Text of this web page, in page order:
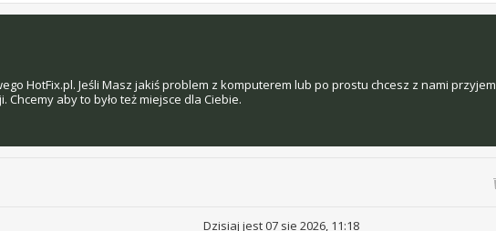
HotFix.pl. Jeśli Masz jakiś problem z komputerem lub po prostu chcesz z nami
aby to było też miejsce dla Ciebie.
Dzisiaj jest 07 sie 2026, 11:18